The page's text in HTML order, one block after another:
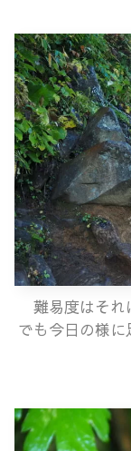
難易度はそ
でも今日の様